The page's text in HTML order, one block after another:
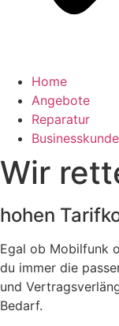
Home
Angebote
Reparatur
Wir
hohen
Egal ob Mobilfunk
du immer die
und
Bedarf.